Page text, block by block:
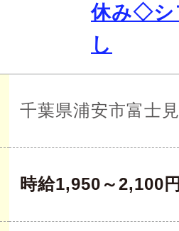
休み◇シ
し
千葉県浦安市富士見
時給1,950～2,100